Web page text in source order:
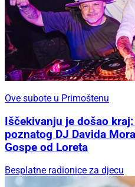
Ove subote u Primoštenu
Iščekivanju je došao
poznatog DJ Davida
Gospe od Loreta
Besplatne radionice za djecu